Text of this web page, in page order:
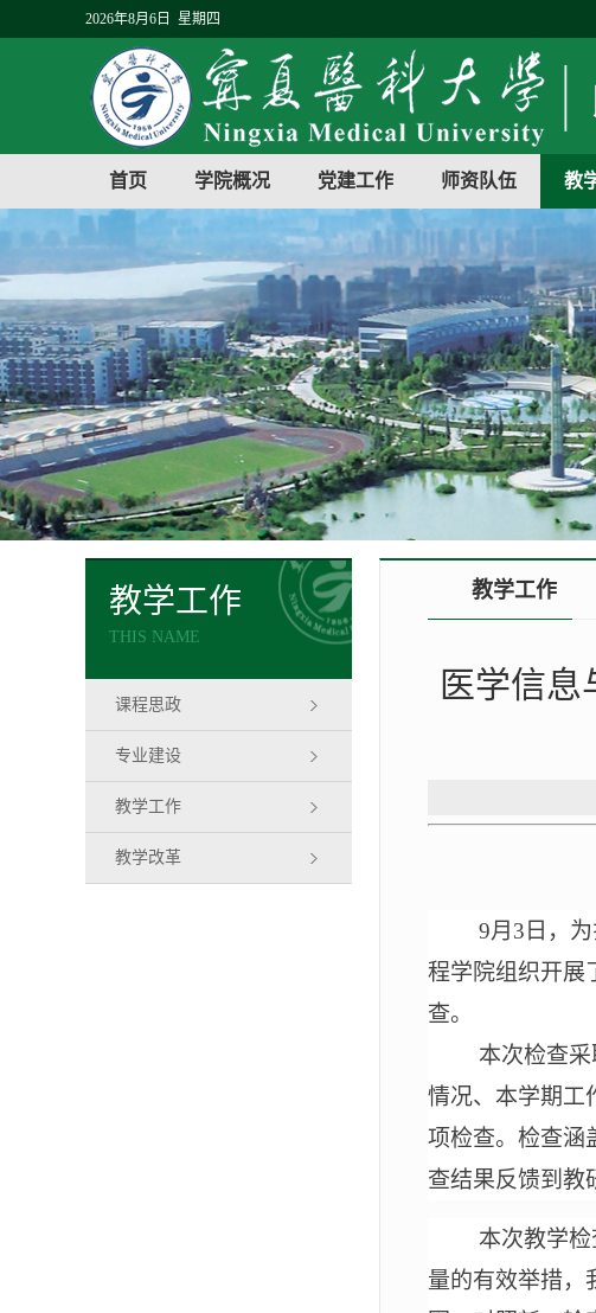
2026年8月6日 星期四
首页 学院概况 党建工作 师资队伍 教
教学工作
THIS NAME
课程思政
专业建设
教学工作
教学改革
教学工作
医学信息
9月 3日，
程学院组织开展
查。
本次检查
情况、 本学期工
项检查。检查涵
查结果反馈到教
本次教学
量的有效举措，